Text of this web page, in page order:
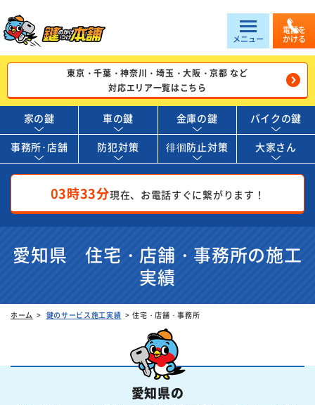
メニュー
電話を
かける
東京・千葉・神奈川・埼玉・大阪・京都 など
対応エリア一覧はこちら
家の鍵 車の鍵 金庫の鍵 バイクの鍵
事務所･店舗 防犯対策 徘徊防止対策 大家さん
03時33分現在、お電話すぐに繋がります！
愛知県 住宅・店舗・事務所の施工
実績
ホーム 鍵のサービス施工実績 住宅・店舗・事務所
愛知県の